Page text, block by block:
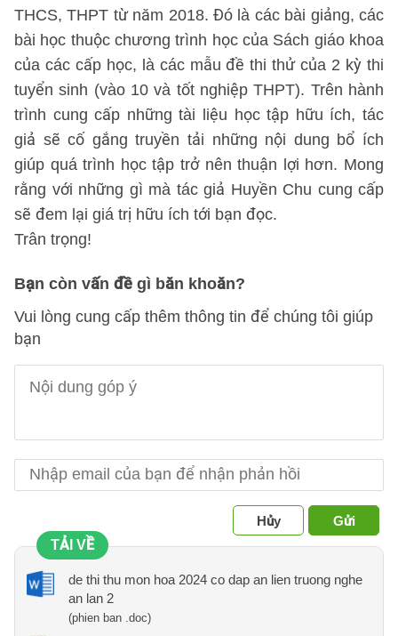
THCS, THPT từ năm 2018. Đó là các bài giảng, các
bài học thuộc chương trình học của Sách giáo khoa
của các cấp học, là các mẫu đề thi thử của 2 kỳ thi
tuyển sinh (vào 10 và tốt nghiệp THPT). Trên hành
trình cung cấp những tài liệu học tập hữu ích, tác
giả sẽ cố gắng truyền tải những nội dung bổ ích
giúp quá trình học tập trở nên thuận lợi hơn. Mong
rằng với những gì mà tác giả Huyền Chu cung cấp
sẽ đem lại giá trị hữu ích tới bạn đọc.
Trân trọng!
Bạn còn vấn đề gì băn khoăn?
Vui lòng cung cấp thêm thông tin để chúng tôi giúp
bạn
Hủy
Gửi
TẢI VỀ
de thi thu mon hoa 2024 co dap an lien truong nghe
an lan 2
(phien ban .doc)